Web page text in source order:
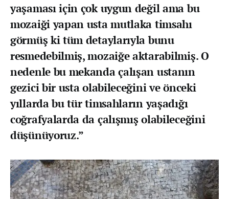
yaşaması için çok uygun değil ama bu
mozaiği yapan usta mutlaka timsahı
görmüş ki tüm detaylarıyla bunu
resmedebilmiş, mozaiğe aktarabilmiş. O
nedenle bu mekanda çalışan ustanın
gezici bir usta olabileceğini ve önceki
yıllarda bu tür timsahların yaşadığı
coğrafyalarda da çalışmış olabileceğini
düşünüyoruz.”